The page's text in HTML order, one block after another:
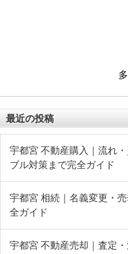
最近の投稿
宇都宮 不動産購入｜流れ
ブル対策まで完全ガイド
宇都宮 相続｜名義変更・
全ガイド
宇都宮 不動産売却｜査定